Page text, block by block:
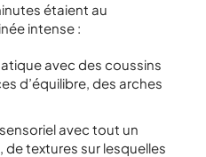
étaient au
intense :
avec des coussins
d’équilibre, des arches
avec tout un
textures sur lesquelles